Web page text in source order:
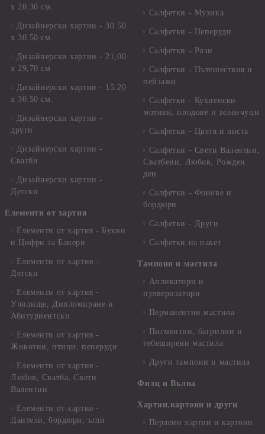
х 20.30 см.
Дизайнерски хартии - 30.50
х 30.50 см.
Дизайнерски хартии - 21,00
х 29,70 см
Дизайнерски хартии - 15.20
x 30.50 см.
Дизайнерски хартии -
други
Дизайнерски хартии -
Сватби
Дизайнерски хартии -
Детски
Елементи от хартия
Елементи от хартия - Букви
и Цифри за Банери
Елементи от хартия -
Детски
Елементи от хартия -
Училище, Дипломиране и
Абитуриентски
Елементи от хартия -
Животни, птици, пеперуди
Елементи от хартия -
Любов, Сватба, Свети
Валентин
Елементи от хартия -
Дантели, бордюри, ъгли
Салфетки - Музика
Салфетки - Пеперуди
Салфетки - Рози
Салфетки - Пътешествия и
пейзажи
Салфетки - Кухненски
мотиви, плодове и зеленчуци
Салфетки - Цветя и листа
Салфетки - Свети Валентин,
Сватбени, Любов, Рожден
ден
Салфетки - Фонове и
бордюри
Салфетки - Други
Салфетки на пакет
Тампони и мастила
Апликатори и
пулверизатори
Перманентни мастила
Пигментни, багрилни и
тебеширени мастила
Други тампони и мастила
Филц и Вълна
Хартии,картони и други
Перлени хартии и картони